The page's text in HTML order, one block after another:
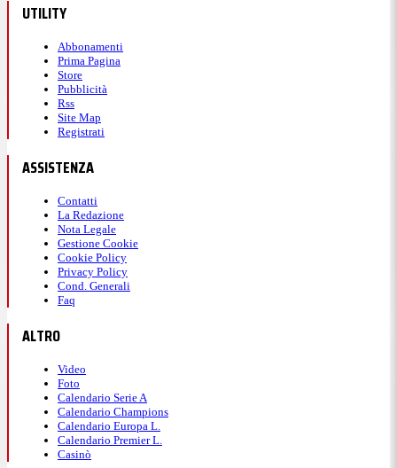
UTILITY
Abbonamenti
Prima Pagina
Store
Pubblicità
Rss
Site Map
Registrati
ASSISTENZA
Contatti
La Redazione
Nota Legale
Gestione Cookie
Cookie Policy
Privacy Policy
Cond. Generali
Faq
ALTRO
Video
Foto
Calendario Serie A
Calendario Champions
Calendario Europa L.
Calendario Premier L.
Casinò